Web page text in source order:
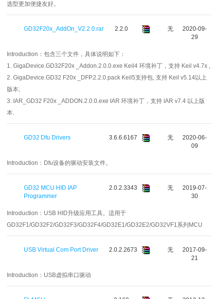
选型更加便捷友好。
GD32F20x_AddOn_V2.2.0.rar 2.2.0 无
2020-09-
29
Introduction： 包含三个文件，具体说明如下：
1. GigaDevice.GD32F20x _Addon.2.0.0.exe Keil4 环境补丁，支持 Keil v4.7x ,
2. GigaDevice.GD32 F20x _DFP.2.2.0.pack Keil5支持包, 支持 Keil v5.14以上
版本;
3. IAR_GD32 F20x _ADDON.2.0.0.exe IAR 环境补丁，支持 IAR v7.4 以上版
本.
GD32 Dfu Drivers 3.6.6.6167 无
2020-06-
09
Introduction： Dfu设备的驱动安装文件。
GD32 MCU HID IAP
Programmer
2.0.2.3343 无
2019-07-
30
Introduction： USB HID升级应用工具。适用于
GD32F1/GD32F2/GD32F3/GD32F4/GD32E1/GD32E2/GD32VF1系列MCU
USB Virtual Com Port Driver 2.0.2.2673 无
2017-09-
21
Introduction： USB虚拟串口驱动